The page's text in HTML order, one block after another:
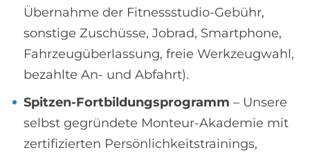
Übernahme der Fitnessstudio-Gebühr,
sonstige Zuschüsse, Jobrad, Smartphone,
Fahrzeugüberlassung, freie Werkzeugwahl,
bezahlte An- und Abfahrt).
Spitzen-Fortbildungsprogramm – Unsere
selbst gegründete Monteur-Akademie mit
zertifizierten Persönlichkeitstrainings,